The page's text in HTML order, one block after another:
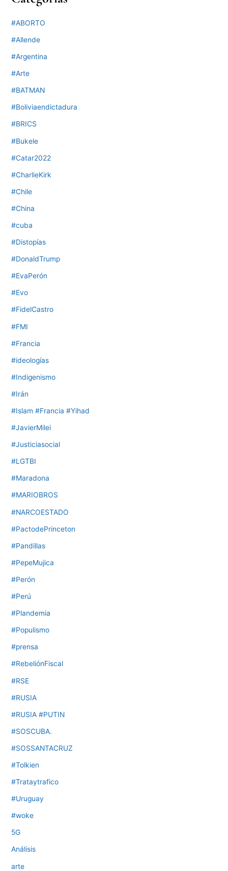
#ABORTO
#Allende
#Argentina
#Arte
#BATMAN
#Boliviaendictadura
#BRICS
#Bukele
#Catar2022
#CharlieKirk
#Chile
#China
#cuba
#Distopías
#DonaldTrump
#EvaPerón
#Evo
#FidelCastro
#FMI
#Francia
#ideologías
#Indigenismo
#Irán
#Islam #Francia #Yihad
#JavierMilei
#Justiciasocial
#LGTBI
#Maradona
#MARIOBROS
#NARCOESTADO
#PactodePrinceton
#Pandillas
#PepeMujica
#Perón
#Perú
#Plandemia
#Populismo
#prensa
#RebeliónFiscal
#RSE
#RUSIA
#RUSIA #PUTIN
#SOSCUBA.
#SOSSANTACRUZ
#Tolkien
#Trataytrafico
#Uruguay
#woke
5G
Análisis
arte